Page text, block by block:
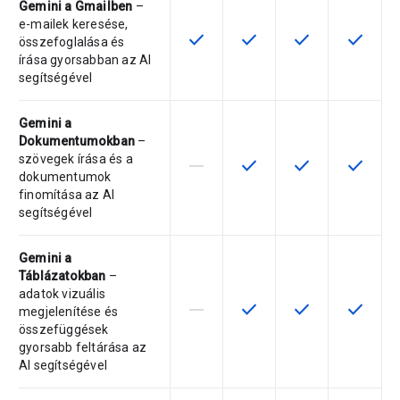
Gemini a Gmailben –
e-mailek keresése,
összefoglalása és
írása gyorsabban az AI
segítségével
Ez a funkció az adott
check Ez a funkció az adott
check Ez a funkció az
check Ez a
check
Gemini a
Dokumentumokban –
szövegek írása és a
dokumentumok
finomítása az AI
segítségével
Ez a termékváltozat nem
horizontal_rule Ez a funkció az adott
check Ez a funkció az
check Ez a
check
Gemini a
Táblázatokban –
adatok vizuális
megjelenítése és
összefüggések
gyorsabb feltárása az
AI segítségével
Ez a termékváltozat nem
horizontal_rule Ez a funkció az adott
check Ez a funkció az
check Ez a
check